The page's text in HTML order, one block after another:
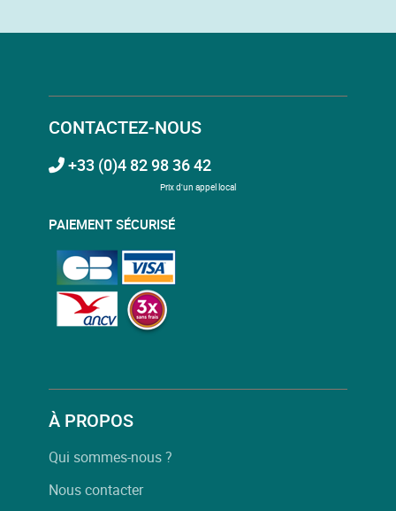
CONTACTEZ-NOUS
+33 (0)4 82 98 36 42
Prix d'un appel local
PAIEMENT SÉCURISÉ
À PROPOS
Qui sommes-nous ?
Nous contacter